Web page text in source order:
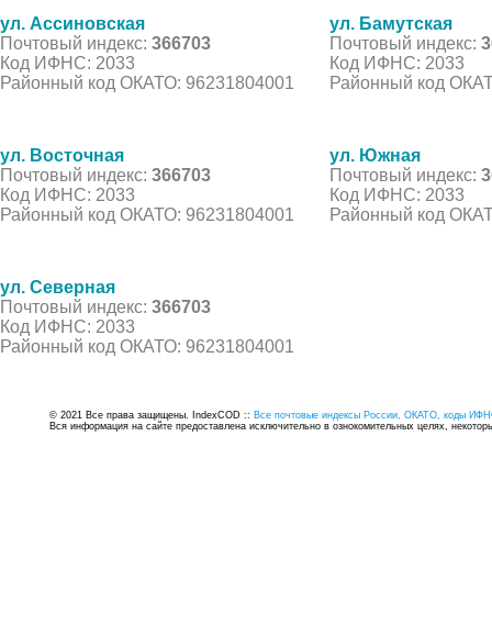
ул. Ассиновская
Почтовый индекс: 366703
Код ИФНС: 2033
Районный код ОКАТО: 96231804001
ул. Бамутская
Почтовый индекс:
Код ИФНС: 2033
Районный код
ул. Восточная
Почтовый индекс: 366703
Код ИФНС: 2033
Районный код ОКАТО: 96231804001
ул. Южная
Почтовый индекс:
Код ИФНС: 2033
Районный код
ул. Северная
Почтовый индекс: 366703
Код ИФНС: 2033
Районный код ОКАТО: 96231804001
© 2021 Все права защищены. IndexCOD :: Все почтовые индексы России, ОКАТО, коды
Вся информация на сайте предоставлена исключительно в ознокомительных целях,